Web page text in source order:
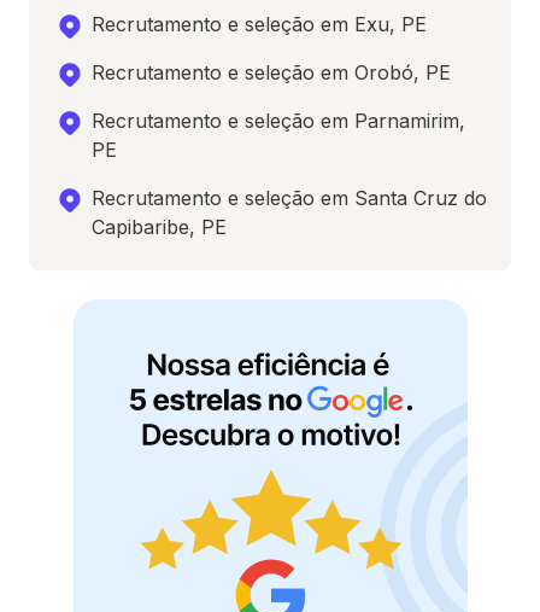
Recrutamento e seleção em Exu, PE
Recrutamento e seleção em Orobó, PE
Recrutamento e seleção em Parnamirim,
PE
Recrutamento e seleção em Santa Cruz do
Capibaribe, PE